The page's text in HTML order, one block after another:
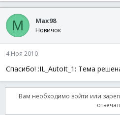
M Max98
Новичок
4 Ноя 2010
Спасибо! :IL_AutoIt_1: Тема
Вам необходимо войти или